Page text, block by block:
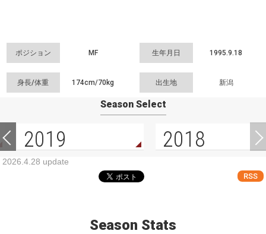
ポジション MF 生年月日 1995.9.18
身長/体重 174cm/70kg 出生地 新潟
Season Select
2019 2018
2026.4.28 update
RSS
Season Stats